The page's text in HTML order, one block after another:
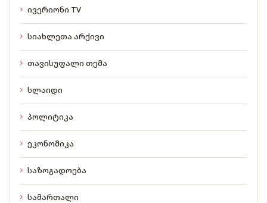
ივერიონი TV
სიახლეთა არქივი
თავისუფალი თემა
სლაიდი
პოლიტიკა
ეკონომიკა
საზოგადოება
სამართალი